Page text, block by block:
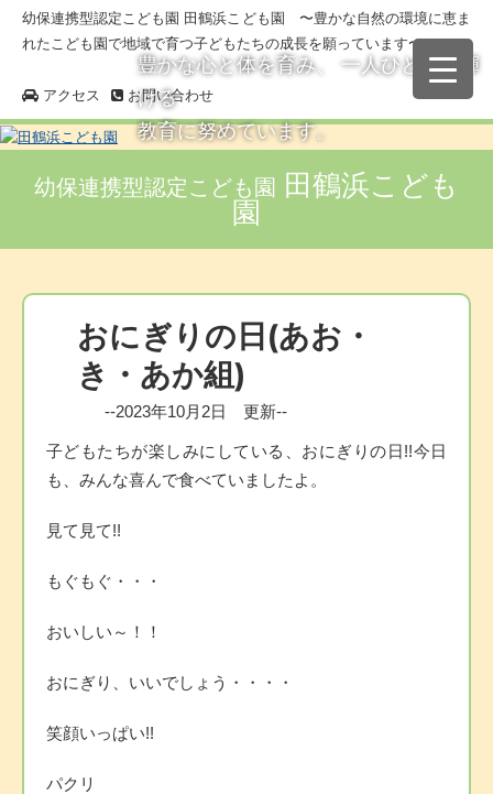
幼保連携型認定こども園 田鶴浜こども園 〜豊かな自然の環境に恵ま
れたこども園で地域で育つ子どもたちの成長を願っています〜
アクセス お問い合わせ
豊かな心と体を育み、 一人ひとりが輝
ける
教育に努めています。
幼保連携型認定こども園 田鶴浜こども
園
おにぎりの日(あお・
き・あか組)
--2023年10月2日 更新--
子どもたちが楽しみにしている、おにぎりの日!!今日
も、みんな喜んで食べていましたよ。
見て見て!!
もぐもぐ・・・
おいしい～！！
おにぎり、いいでしょう・・・・
笑顔いっぱい!!
パクリ